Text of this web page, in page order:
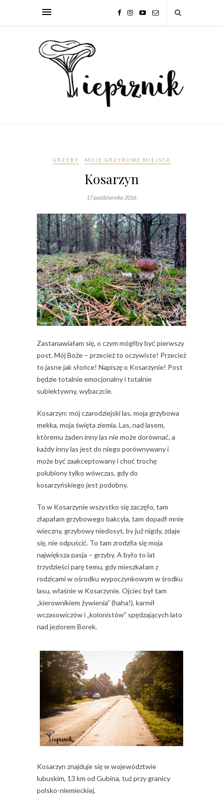
GRZYBY MOJE GRZYBOWE MIEJSCA
Kosarzyn
17 października 2016
Zastanawiałam się, o czym mógłby być pierwszy
post. Mój Boże – przecież to oczywiste! Przecież
to jasne jak słońce! Napiszę o Kosarzynie! Post
będzie totalnie emocjonalny i totalnie
subiektywny, wybaczcie.
Kosarzyn: mój czarodziejski las, moja grzybowa
mekka, moja święta ziemia. Las, nad lasem,
któremu żaden inny las nie może dorównać, a
każdy inny las jest do niego porównywany i
może być zaakceptowany i choć trochę
polubiony tylko wówczas, gdy do
kosarzyńskiego jest podobny.
To w Kosarzynie wszystko się zaczęło, tam
złapałam grzybowego bakcyla, tam dopadł mnie
wieczny, grzybowy niedosyt, by już nigdy, zdaje
się, nie odpuścić. To tam zrodziła się moja
największa pasja – grzyby. A było to lat
trzydzieści parę temu, gdy mieszkałam z
rodzicami w ośrodku wypoczynkowym w środku
lasu, właśnie w Kosarzynie. Ojciec był tam
„kierownikiem żywienia” (haha!), karmił
wczasowiczów i „kolonistów” spędzających lato
nad jeziorem Borek.
Kosarzyn znajduje się w województwie
lubuskim, 13 km od Gubina, tuż przy granicy
polsko-niemieckiej.